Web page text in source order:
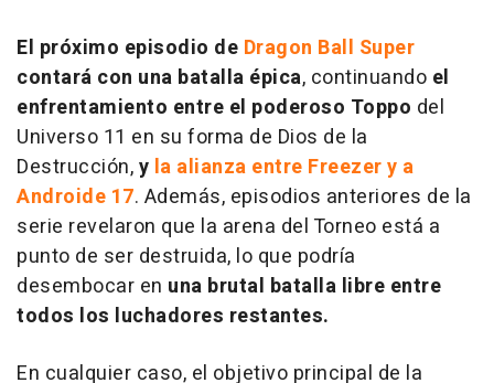
El próximo episodio de Dragon Ball Super
contará con una batalla épica, continuando el
enfrentamiento entre el poderoso Toppo del
Universo 11 en su forma de Dios de la
Destrucción,y la alianza entre Freezer y a
Androide 17. Además, episodios anteriores de la
serie revelaron que la arena del Torneo está a
punto de ser destruida, lo que podría
desembocar en una brutal batalla libre entre
todos los luchadores restantes.
En cualquier caso, el objetivo principal de la